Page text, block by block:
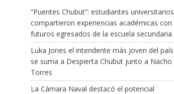
“Puentes Chubut”: estudiantes universitarios
compartieron experiencias académicas con
futuros egresados de la escuela secundaria
Luka Jones el intendente más joven del país
se suma a Despierta Chubut junto a Nacho
Torres
La Cámara Naval destacó el potencial